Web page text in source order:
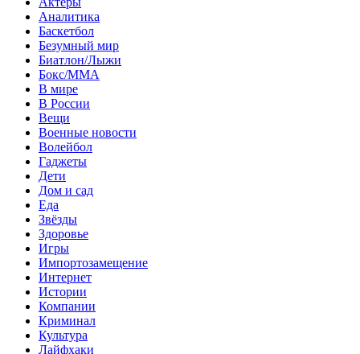
Аналитика
Баскетбол
Безумный мир
Биатлон/Лыжи
Бокс/MMA
В мире
В России
Вещи
Военные новости
Волейбол
Гаджеты
Дети
Дом и сад
Еда
Звёзды
Здоровье
Игры
Импортозамещение
Интернет
Истории
Компании
Криминал
Культура
Лайфхаки